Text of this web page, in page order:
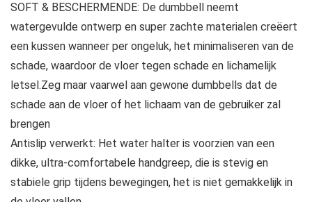
SOFT & BESCHERMENDE: De dumbbell neemt
watergevulde ontwerp en super zachte materialen creëert
een kussen wanneer per ongeluk, het minimaliseren van de
schade, waardoor de vloer tegen schade en lichamelijk
letsel.Zeg maar vaarwel aan gewone dumbbells dat de
schade aan de vloer of het lichaam van de gebruiker zal
brengen
Antislip verwerkt: Het water halter is voorzien van een
dikke, ultra-comfortabele handgreep, die is stevig en
stabiele grip tijdens bewegingen, het is niet gemakkelijk in